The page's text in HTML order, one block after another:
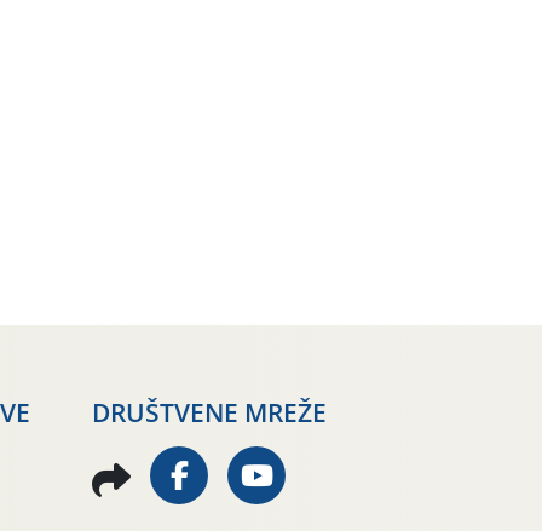
DRUŠTVENE MREŽE